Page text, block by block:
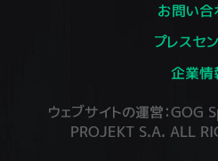
お問い合
プレスセ
企業情
ウェブサイトの運営：
PROJEKT S.A. ALL